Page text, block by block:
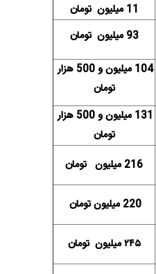
11 میلیون تومان
93 میلیون تومان
104 میلیون و 500 هزار
تومان
131 میلیون و 500 هزار
تومان
216 میلیون تومان
220 میلیون تومان
۲۴۵ میلیون تومان